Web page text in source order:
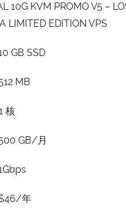
10G KVM PROMO V5 –
LIMITED EDITION VPS
GB SSD
MB
核
GB/月
年